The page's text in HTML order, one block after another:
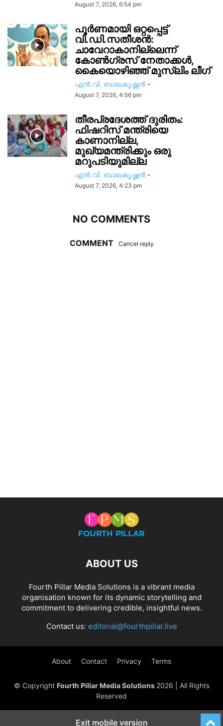
August 7, 2026, 6:54 pm
പൂർണമായി ഒറ്റപ്പെട്ട്
വി.ഡി.സതീശൻ:
ചാവേറാകാനില്ലെന്ന്
കോൺഗ്രസ് നേതാക്കൾ,
കൈയൊഴിഞ്ഞ് മുസ്ലിം ലീഗ്
എൻ.വി. ബാലകൃഷ്ണൻ -
August 7, 2026, 4:56 pm
തീരപ്രദേശത്ത് ദുരിതം:
ഫിഷറിസ്‌ മന്ത്രിയെ
കാണാനില്ല,
മുഖ്യമന്ത്രിക്കും ഒരു
മറുപടിയുമില്ല
എൻ.വി. ബാലകൃഷ്ണൻ -
August 7, 2026, 4:23 pm
NO COMMENTS
COMMENT Cancel reply
ABOUT US
Fourth Pillar Media Solutions is a vibrant media
organisation known for its dynamic storytelling and
commitment to delivering credible, insightful news.
Contact us: editorial@fourthpillar.live
About Contact Privacy Terms
© Copyright Fourth Pillar Media Solutions 2026 | All Rights
Reserved
Exit mobile version